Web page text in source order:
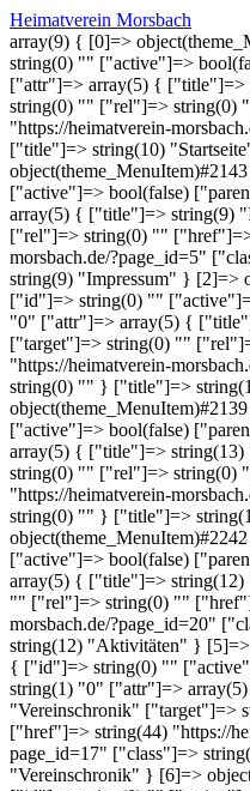
Heimatverein Morsbach
array(9) { [0]=>
string(0) "" ["active"]=>
["attr"]=> array(5) { ["title"]=>
string(0) "" ["rel"]=> string(0)
"https://heimatverein-
["title"]=> string(10)
["active"]=> bool(false)
array(5) { ["title"]=> string(9)
["rel"]=> string(0) ""
morsbach.de/?page_id=5"
string(9) "Impressum" } [2]=>
["id"]=> string(0) ""
"0" ["attr"]=> array(5) {
["target"]=> string(0) ""
"https://heimatverein-
string(0) "" } ["title"]=>
["active"]=> bool(false)
array(5) { ["title"]=>
string(0) "" ["rel"]=> string(0)
"https://heimatverein-
string(0) "" } ["title"]=>
["active"]=> bool(false)
array(5) { ["title"]=>
"" ["rel"]=> string(0) ""
morsbach.de/?page_id=20"
string(12) "Aktivitäten" } [5]=>
{ ["id"]=> string(0) ""
string(1) "0" ["attr"]=>
"Vereinschronik" ["target"]=>
["href"]=> string(44) "https://
page_id=17" ["class"]=>
"Vereinschronik" } [6]=>